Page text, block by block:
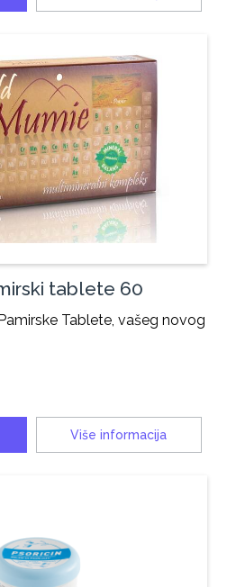
tablete 60
Tablete, vašeg novog
Više informacija